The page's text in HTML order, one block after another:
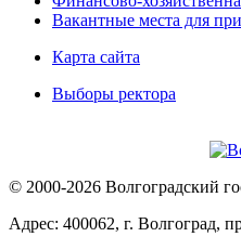
Вакантные места для
Карта сайта
Выборы ректора
© 2000-2026 Волгоградский
Адрес: 400062, г. Волгоград,